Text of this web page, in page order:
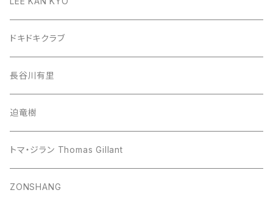
ドキドキクラブ
長谷川有里
迫竜樹
トマ・ジラン Thomas Gillant
ZONSHANG